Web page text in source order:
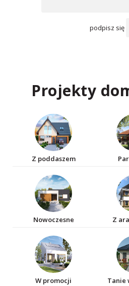
podpisz się
Projekty
Z poddaszem
Nowoczesne Z
W promocji Tanie